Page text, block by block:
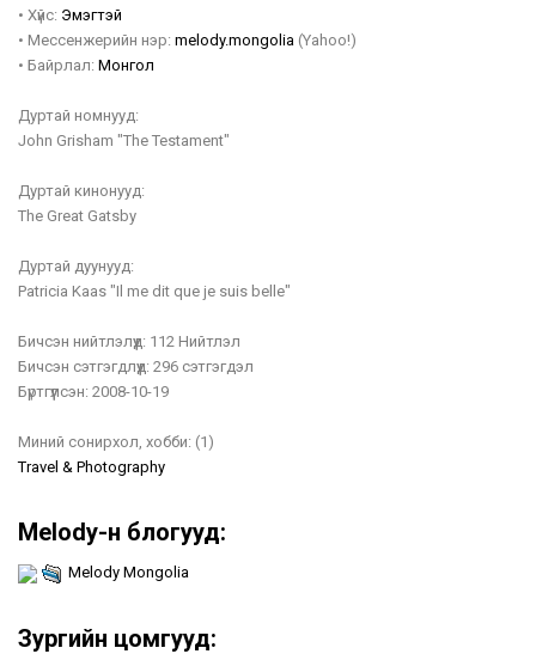
• Хүйс: Эмэгтэй
• Мессенжерийн нэр: melody.mongolia (Yahoo!)
• Байрлал: Монгол
Дуртай номнууд:
John Grisham "The Testament"
Дуртай кинонууд:
The Great Gatsby
Дуртай дуунууд:
Patricia Kaas "Il me dit que je suis belle"
Бичсэн нийтлэлүүд: 112 Нийтлэл
Бичсэн сэтгэгдлүүд: 296 сэтгэгдэл
Бүртгүүлсэн: 2008-10-19
Миний сонирхол, хобби: (1)
Travel & Photography
Melody-н блогууд:
Melody Mongolia
Зургийн цомгууд: